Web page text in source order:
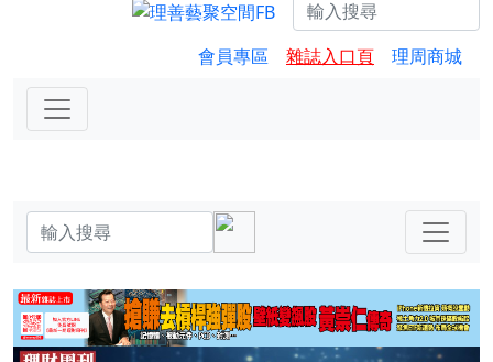
會員專區 雜誌入口頁 理周商城